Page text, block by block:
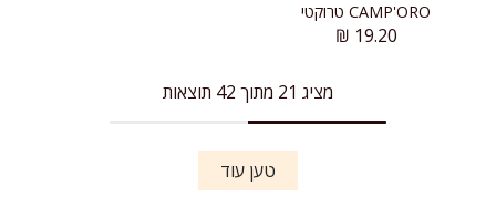
CAMP'ORO טרוקטי
19.20
₪
מציג 21 מתוך 42 תוצאות
טען עוד